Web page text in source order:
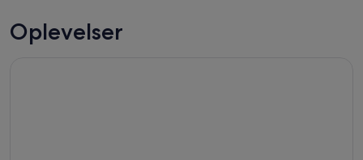
Oplevelser